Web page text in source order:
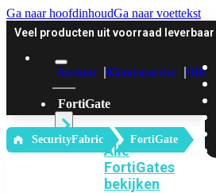
Ga naar hoofdinhoudGa naar voettekst
Veel producten uit voorraad leverbaar
Account Klantenservice Offerte
FortiGate
Alle
FortiGates
bekijken
‎ SecurityFabric FortiGate